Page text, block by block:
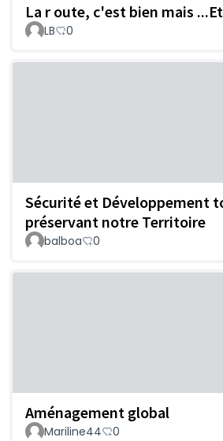
La r oute, c'est bien mais
LB 0
Sécurité et Développement
préservant notre Territoire
balboa 0
Aménagement global
Mariline44 0